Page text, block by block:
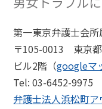
第一東京弁護士会所
〒105-0013 東京
ビル2階（googleマ
Tel: 03-6452-9975
弁護士法人浜松町